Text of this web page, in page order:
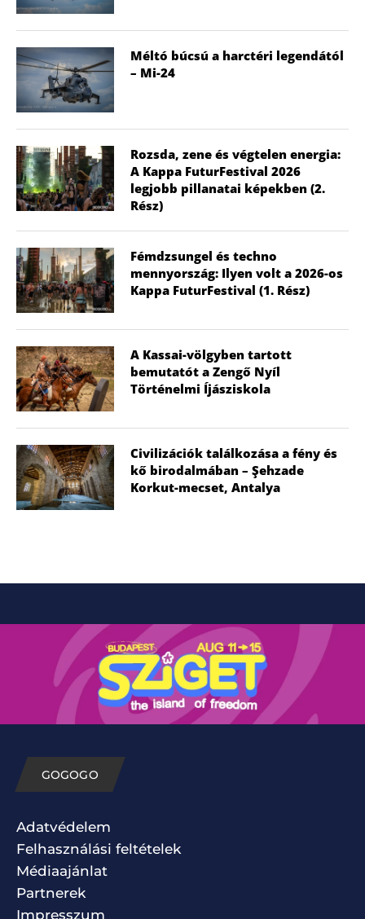
Méltó búcsú a harctéri legendától
– Mi-24
Rozsda, zene és végtelen energia:
A Kappa FuturFestival 2026
legjobb pillanatai képekben (2.
Rész)
Fémdzsungel és techno
mennyország: Ilyen volt a 2026-os
Kappa FuturFestival (1. Rész)
A Kassai-völgyben tartott
bemutatót a Zengő Nyíl
Történelmi Íjásziskola
Civilizációk találkozása a fény és
kő birodalmában – Şehzade
Korkut-mecset, Antalya
GOGOGO
Adatvédelem
Felhasználási feltételek
Médiaajánlat
Partnerek
Impresszum